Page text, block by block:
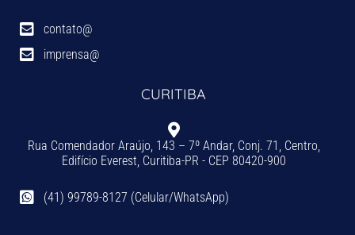
contato@
imprensa@
CURITIBA
Rua Comendador Araújo, 143 – 7º Andar, Conj. 71, Centro,
Edifício Everest, Curitiba-PR - CEP 80420-900
(41) 99789-8127 (Celular/WhatsApp)